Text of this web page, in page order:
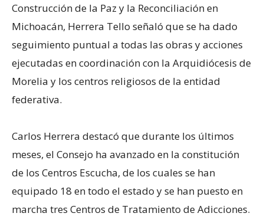
Construcción de la Paz y la Reconciliación en
Michoacán, Herrera Tello señaló que se ha dado
seguimiento puntual a todas las obras y acciones
ejecutadas en coordinación con la Arquidiócesis de
Morelia y los centros religiosos de la entidad
federativa.
Carlos Herrera destacó que durante los últimos
meses, el Consejo ha avanzado en la constitución
de los Centros Escucha, de los cuales se han
equipado 18 en todo el estado y se han puesto en
marcha tres Centros de Tratamiento de Adicciones.